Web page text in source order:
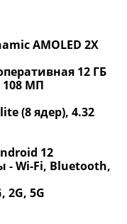
AMOLED 2X
12 ГБ
108 МП
(8 ядер), 4.32
12
- Wi-Fi, Bluetooth,
2G, 5G